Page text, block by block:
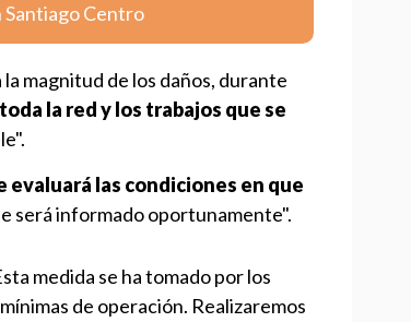
Centro
magnitud de los daños, durante
la red y los trabajos que se
evaluará las condiciones en que
será informado oportunamente".
medida se ha tomado por los
de operación. Realizaremos